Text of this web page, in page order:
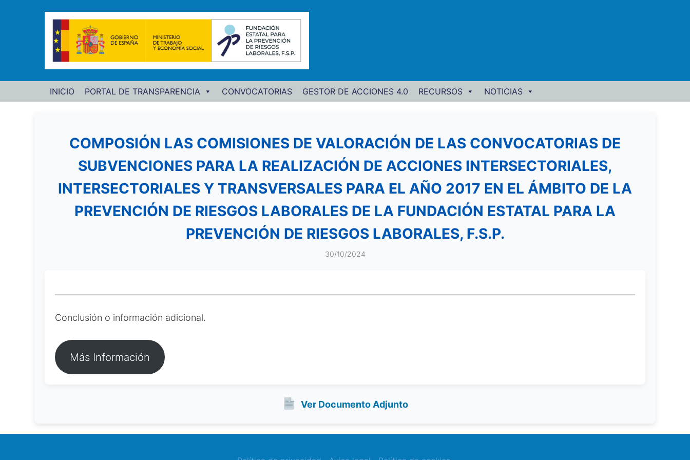
INICIO PORTAL DE TRANSPARENCIA CONVOCATORIAS GESTOR DE ACCIONES 4.0 RECURSOS NOTICIAS
COMPOSIÓN LAS COMISIONES DE VALORACIÓN DE LAS CONVOCATORIAS DE
SUBVENCIONES PARA LA REALIZACIÓN DE ACCIONES INTERSECTORIALES,
INTERSECTORIALES Y TRANSVERSALES PARA EL AÑO 2017 EN EL ÁMBITO DE LA
PREVENCIÓN DE RIESGOS LABORALES DE LA FUNDACIÓN ESTATAL PARA LA
PREVENCIÓN DE RIESGOS LABORALES, F.S.P.
30/10/2024
Conclusión o información adicional.
Más Información
Ver Documento Adjunto